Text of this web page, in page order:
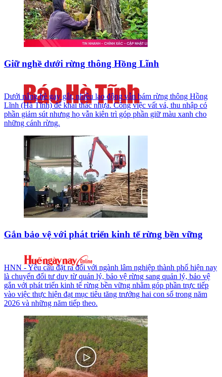
Giữ nghề dưới rừng thông Hồng Lĩnh
Dưới nắng hè gay gắt, nhiều lao động vẫn bám rừng thông Hồng
Lĩnh (Hà Tĩnh) để khai thác nhựa. Công việc vất vả, thu nhập có
phần giảm sút nhưng họ vẫn kiên trì góp phần giữ màu xanh cho
những cánh rừng.
Gắn bảo vệ với phát triển kinh tế rừng bền vững
HNN - Yêu cầu đặt ra đối với ngành lâm nghiệp thành phố hiện nay
là chuyển đổi tư duy từ quản lý, bảo vệ rừng sang quản lý, bảo vệ
gắn với phát triển kinh tế rừng bền vững nhằm góp phần trực tiếp
vào việc thực hiện đạt mục tiêu tăng trưởng hai con số trong năm
2026 và những năm tiếp theo.